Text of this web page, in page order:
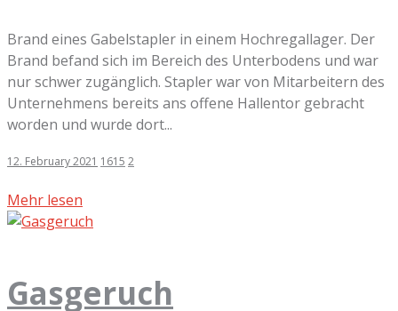
Brand eines Gabelstapler in einem Hochregallager. Der
Brand befand sich im Bereich des Unterbodens und war
nur schwer zugänglich. Stapler war von Mitarbeitern des
Unternehmens bereits ans offene Hallentor gebracht
worden und wurde dort...
12. February 2021 1615 2
Mehr lesen
Gasgeruch